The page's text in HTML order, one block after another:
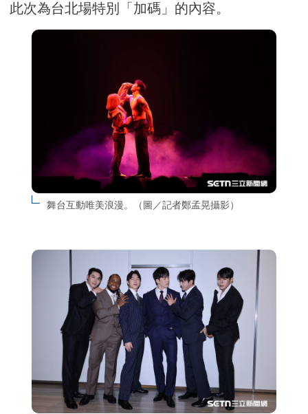
此次為台北場特別「加碼」的內容。
舞台互動唯美浪漫。（圖／記者鄭孟晃攝影）